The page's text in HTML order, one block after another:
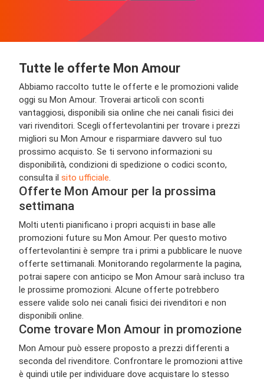
Tutte le offerte Mon Amour
Abbiamo raccolto tutte le offerte e le promozioni valide
oggi su Mon Amour. Troverai articoli con sconti
vantaggiosi, disponibili sia online che nei canali fisici dei
vari rivenditori. Scegli offertevolantini per trovare i prezzi
migliori su Mon Amour e risparmiare davvero sul tuo
prossimo acquisto. Se ti servono informazioni su
disponibilità, condizioni di spedizione o codici sconto,
consulta il sito ufficiale
Offerte Mon Amour per la prossima
settimana
Molti utenti pianificano i propri acquisti in base alle
promozioni future su Mon Amour. Per questo motivo
offertevolantini è sempre tra i primi a pubblicare le nuove
offerte settimanali. Monitorando regolarmente la pagina,
potrai sapere con anticipo se Mon Amour sarà incluso tra
le prossime promozioni. Alcune offerte potrebbero
essere valide solo nei canali fisici dei rivenditori e non
disponibili online.
Come trovare Mon Amour in promozione
Mon Amour può essere proposto a prezzi differenti a
seconda del rivenditore. Confrontare le promozioni attive
è quindi utile per individuare dove acquistare lo stesso